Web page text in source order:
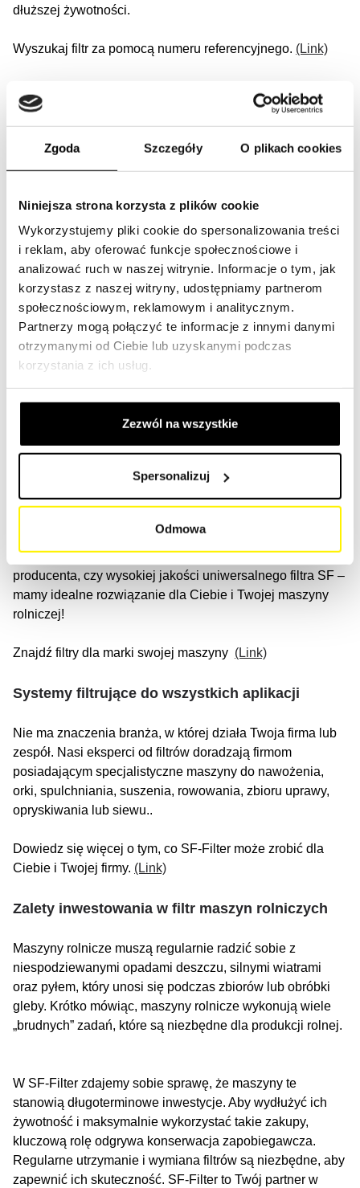
Zgoda Szczegóły O plikach cookies
Niniejsza strona korzysta z plików cookie
Wykorzystujemy pliki cookie do spersonalizowania treści
i reklam, aby oferować funkcje społecznościowe i
analizować ruch w naszej witrynie. Informacje o tym, jak
korzystasz z naszej witryny, udostępniamy partnerom
społecznościowym, reklamowym i analitycznym.
Partnerzy mogą połączyć te informacje z innymi danymi
otrzymanymi od Ciebie lub uzyskanymi podczas
korzystania z ich usług.
Zezwól na wszystkie
Spersonalizuj
Odmowa
dłuższej żywotności.
Wyszukaj filtr za pomocą numeru referencyjnego. (Link)
W naszym katalogu oferujemy oryginalne i uniwersalne
filtry marki SF do kultywatorów, kultywatoró tylno-
rotacyjnych, pił, rozsiewaczy nawozów, ciągników, maszyn
belujących, wycinarek lub koparek ssących.
Znajdź odpowiedni filtr rolniczy w naszej porównywarce
filtrów.
Wyszukaj markę swojej maszyny rolniczej
Chroń skutecznie swoją maszynę rolniczą dzięki naszym
wysokiej jakości systemom filtracyjnym, dostępnym dla
W naszej ofercie znajdziesz filtry do wszystkich marek
maszynę, a znajdziesz topowe marki, takie jak Aebi,
Claas, Deutz-Fahr, Fendt, John Deere, Kron, Kuhn,
Massey Ferguson, New Holland, Pöttinger, Kubota, CNH
Niezależnie od tego, czy potrzebujesz oryginalnego filtra
producenta, czy wysokiej jakości uniwersalnego filtra SF –
mamy idealne rozwiązanie dla Ciebie i Twojej maszyny
rolniczej!
Znajdź filtry dla marki swojej maszyny (Link)
Systemy filtrujące do wszystkich aplikacji
Nie ma znaczenia branża, w której działa Twoja firma lub
zespół. Nasi eksperci od filtrów doradzają firmom
posiadającym specjalistyczne maszyny do nawożenia,
orki, spulchniania, suszenia, rowowania, zbioru uprawy,
opryskiwania lub siewu..
Dowiedz się więcej o tym, co SF-Filter może zrobić dla
Ciebie i Twojej firmy. (Link)
Zalety inwestowania w filtr maszyn rolniczych
Maszyny rolnicze muszą regularnie radzić sobie z
niespodziewanymi opadami deszczu, silnymi wiatrami
oraz pyłem, który unosi się podczas zbiorów lub obróbki
gleby. Krótko mówiąc, maszyny rolnicze wykonują wiele
„brudnych” zadań, które są niezbędne dla produkcji rolnej.
W SF-Filter zdajemy sobie sprawę, że maszyny te
stanowią długoterminowe inwestycje. Aby wydłużyć ich
żywotność i maksymalnie wykorzystać takie zakupy,
kluczową rolę odgrywa konserwacja zapobiegawcza.
Regularne utrzymanie i wymiana filtrów są niezbędne, aby
zapewnić ich skuteczność. SF-Filter to Twój partner w